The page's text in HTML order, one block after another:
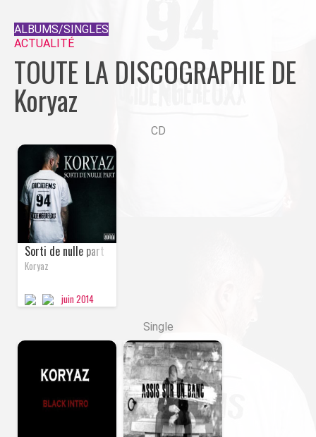
ALBUMS/SINGLES
ACTUALITÉ
TOUTE LA DISCOGRAPHIE DE
Koryaz
CD
Sorti de nulle part
Koryaz
juin 2014
Single
SINGLE